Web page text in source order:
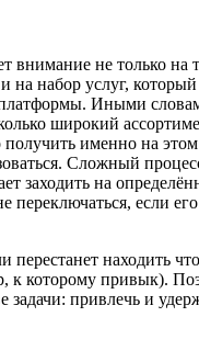
внимание не только на
на набор услуг,
Иными
широкий
именно на этом
Сложный
заходить на
переключаться, если его
перестанет находить
к которому привык).
привлечь и